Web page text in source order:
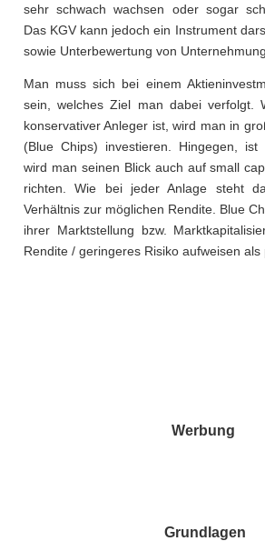
sehr schwach wachsen oder sogar
Das KGV kann jedoch ein Instrument
sowie Unterbewertung von
Man muss sich bei einem
sein, welches Ziel man dabei verfolgt.
konservativer Anleger ist, wird man in
(Blue Chips) investieren. Hingegen, ist
wird man seinen Blick auch auf small
richten. Wie bei jeder Anlage steht
Verhältnis zur möglichen Rendite. Blue
ihrer Marktstellung bzw.
Rendite / geringeres Risiko aufweisen als
Werbung
Grundlagen